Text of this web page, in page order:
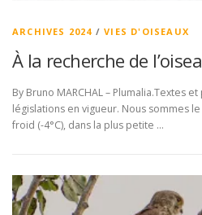
ARCHIVES 2024 /VIES D'OISEAUX
À la recherche de
By Bruno MARCHAL – Plumalia.Textes
législations en vigueur. Nous sommes
froid (-4°C), dans la plus petite …